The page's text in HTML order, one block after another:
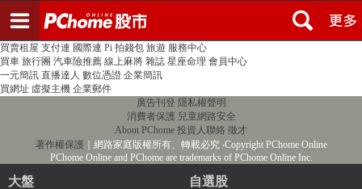
PChome首頁 線上購物 24h購物 書店
買賣租屋 支付連 國際連 Pi 拍錢包 旅遊 服務中心
買車 旅行團 汽車險推薦 線上麻將 雜誌 星座命理 會員中心
一元簡訊 直播達人 數位憑證 企業簡訊
買網址 虛擬主機 企業郵件
廣告刊登 隱私權聲明
消費者保護 兒童網路安全
About PChome 投資人聯絡 徵才
著作權保護 ｜網路家庭版權所有、轉載必究‧Copyright PChome Online
PChome Online and PChome are trademarks of PChome Online Inc.
大盤 自選股